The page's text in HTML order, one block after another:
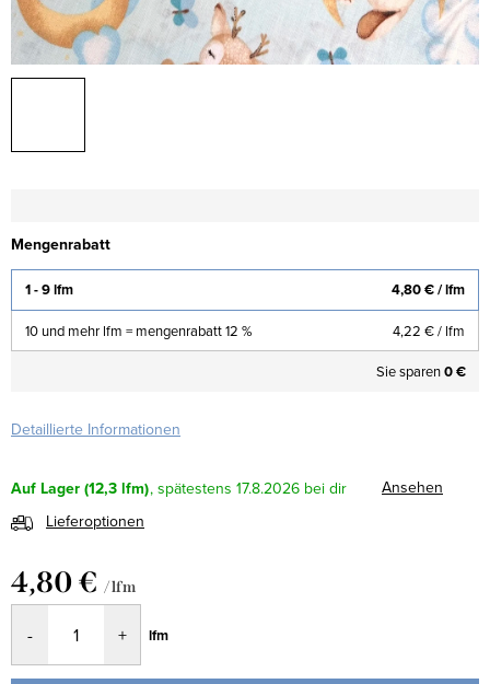
Mengenrabatt
1 - 9 lfm 4,80 €/ lfm
10 und mehr lfm = mengenrabatt 12 % 4,22 €/ lfm
Sie sparen0 €
Detaillierte Informationen
Auf Lager(12,3 lfm) 17.8.2026
Ansehen
Lieferoptionen
4,80 € / lfm
lfm